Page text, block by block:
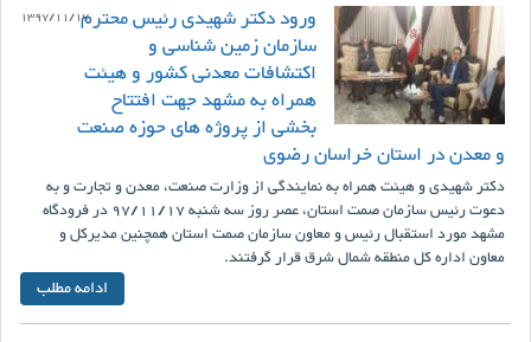
ورود دکتر شهیدی رئیس محترم
سازمان زمین شناسی و
اکتشافات معدنی کشور و هیئت
همراه به مشهد جهت افتتاح
بخشی از پروژه های حوزه صنعت
و معدن در استان خراسان رضوی
دکتر شهیدی و هیئت همراه به نمایندگی از وزارت صنعت، معدن و تجارت و به
دعوت رئیس سازمان صمت استان، عصر روز سه شنبه 97/11/17 در فرودگاه
مشهد مورد استقبال رئیس و معاون سازمان صمت استان همچنین مدیرکل و
معاون اداره کل منطقه شمال شرق قرار گرفتند.
ادامه مطلب
1397/11/17